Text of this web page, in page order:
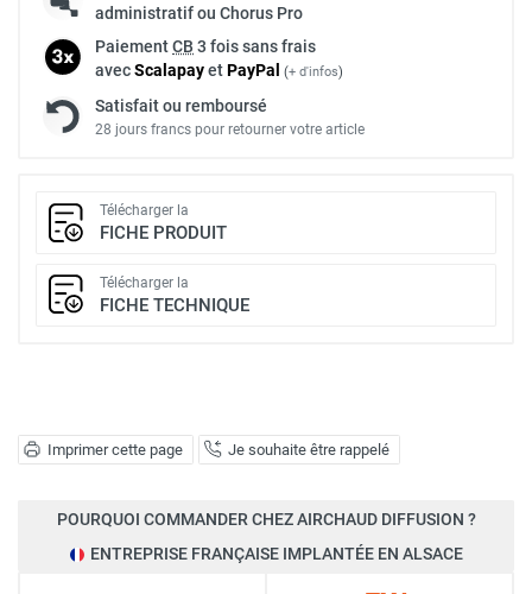
Imprimer cette page Je souhaite être rappelé
administratif ou Chorus Pro
PaiementCB 3 fois sans frais
avecScalapayetPayPal (+ d'infos)
Satisfait ou remboursé
28 jours francs pour retourner votre article
Télécharger la
FICHE PRODUIT
Télécharger la
FICHE TECHNIQUE
POURQUOI COMMANDER CHEZ AIRCHAUD DIFFUSION ?
ENTREPRISE FRANÇAISE IMPLANTÉE EN ALSACE